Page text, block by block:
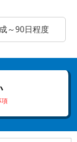
～90日程度